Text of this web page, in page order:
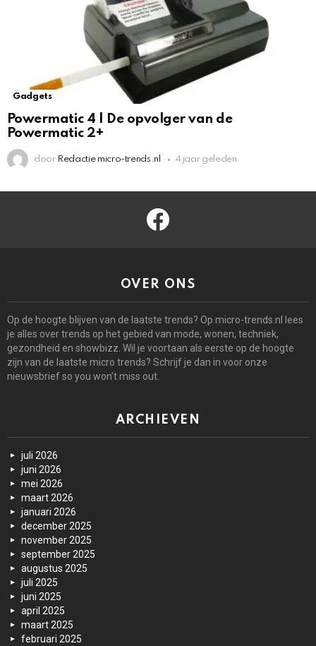
Gadgets
Powermatic 4 | De opvolger van de
Powermatic 2+
door Redactie micro-trends.nl 4 jaar geleden
facebook
OVER ONS
Op de hoogte blijven van de laatste trends? Op micro-trends.nl lees
je alles over trends op het gebied van mode, wonen, techniek,
gezondheid en showbizz. Wil je voortaan als eerste op de hoogte
zijn van de laatste micro trends? Schrijf je dan in voor onze
nieuwsbrief so you won’t miss out.
ARCHIEVEN
juli 2026
juni 2026
mei 2026
maart 2026
januari 2026
december 2025
november 2025
september 2025
augustus 2025
juli 2025
juni 2025
april 2025
maart 2025
februari 2025